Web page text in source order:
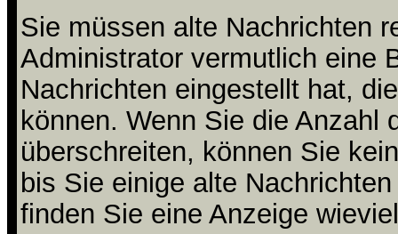
Sie müssen alte Nachrichten
Administrator vermutlich eine
Nachrichten eingestellt hat,
können. Wenn Sie die Anzahl
überschreiten, können Sie
bis Sie einige alte
finden Sie eine Anzeige